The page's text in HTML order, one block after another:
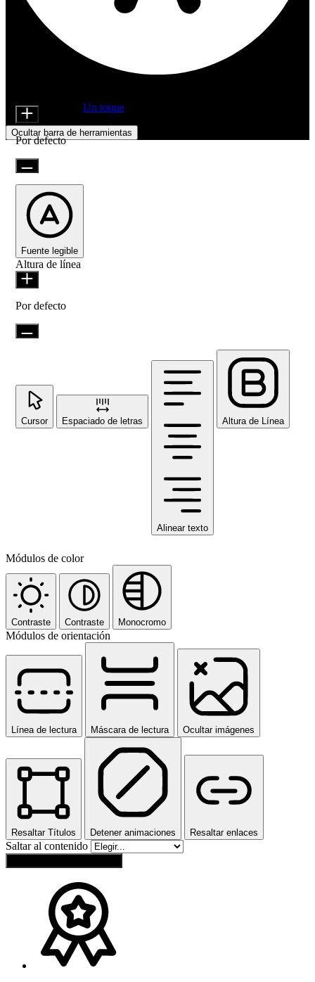
Desarrollado por Un toque
Ocultar barra de herramientas
Por defecto
Fuente legible
Altura de línea
Por defecto
Cursor Espaciado de letras
Alinear texto
Altura de Línea
Módulos de color
Contraste Contraste Monocromo
Módulos de orientación
Línea de lectura Máscara de lectura Ocultar imágenes
Resaltar Títulos Detener animaciones Resaltar enlaces
Saltar al contenido